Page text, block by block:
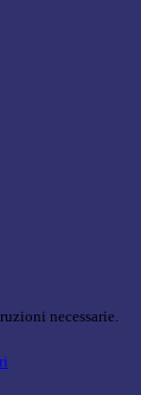
necessarie.